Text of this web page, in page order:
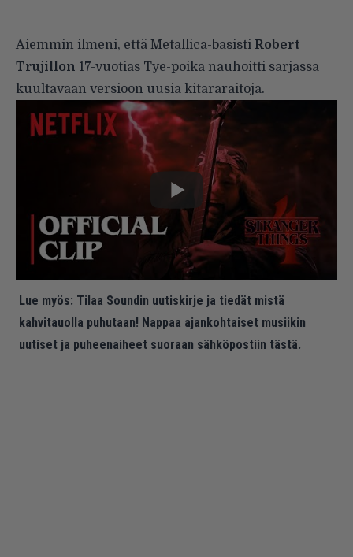
Aiemmin ilmeni, että Metallica-basisti Robert
Trujillon 17-vuotias Tye-poika nauhoitti sarjassa
kuultavaan versioon uusia kitararaitoja.
Lue myös: Tilaa Soundin uutiskirje ja tiedät mistä
kahvitauolla puhutaan! Nappaa ajankohtaiset musiikin
uutiset ja puheenaiheet suoraan sähköpostiin tästä.